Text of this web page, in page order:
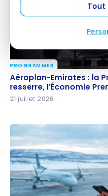
Tout
Aéroplan-Emirates : la
l’Économie Premium
PROGRAMMES
Aéroplan-Emirates : la
resserre, l’Économie
21 juillet 2026